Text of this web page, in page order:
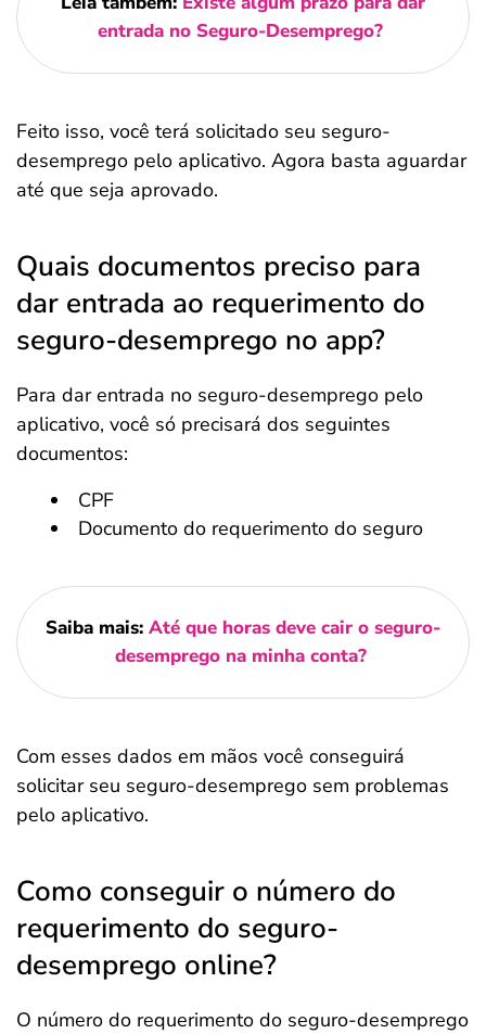
entrada no Seguro-Desemprego?
Feito isso, você terá solicitado seu seguro-
desemprego pelo aplicativo. Agora basta aguardar
até que seja aprovado.
Quais documentos preciso para
dar entrada ao requerimento do
seguro-desemprego no app?
Para dar entrada no seguro-desemprego pelo
aplicativo, você só precisará dos seguintes
documentos:
CPF
Documento do requerimento do seguro
Saiba mais: Até que horas deve cair o seguro-
desemprego na minha conta?
Com esses dados em mãos você conseguirá
solicitar seu seguro-desemprego sem problemas
pelo aplicativo.
Como conseguir o número do
requerimento do seguro-
desemprego online?
O número do requerimento do seguro-desemprego